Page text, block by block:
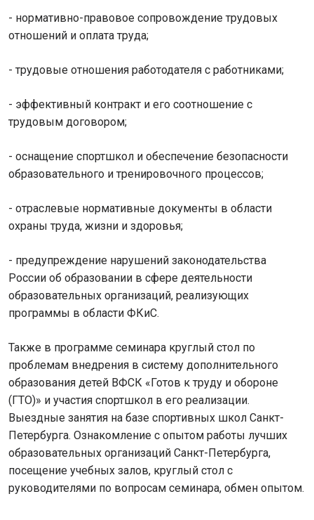
- нормативно-правовое сопровождение трудовых
отношений и оплата труда;
- трудовые отношения работодателя с работниками;
- эффективный контракт и его соотношение с
трудовым договором;
- оснащение спортшкол и обеспечение безопасности
образовательного и тренировочного процессов;
- отраслевые нормативные документы в области
охраны труда, жизни и здоровья;
- предупреждение нарушений законодательства
России об образовании в сфере деятельности
образовательных организаций, реализующих
программы в области ФКиС.
Также в программе семинара круглый стол по
проблемам внедрения в систему дополнительного
образования детей ВФСК «Готов к труду и обороне
(ГТО)» и участия спортшкол в его реализации.
Выездные занятия на базе спортивных школ Санкт-
Петербурга. Ознакомление с опытом работы лучших
образовательных организаций Санкт-Петербурга,
посещение учебных залов, круглый стол c
руководителями по вопросам семинара, обмен опытом.